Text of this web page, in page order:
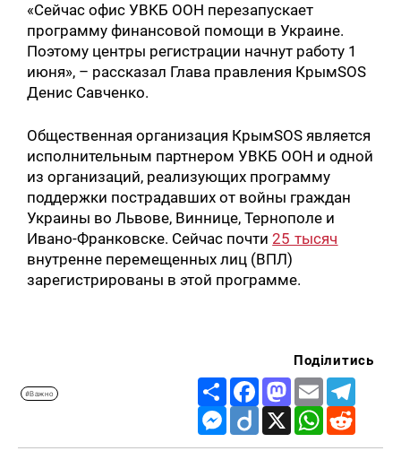
«Сейчас офис УВКБ ООН перезапускает
программу финансовой помощи в Украине.
Поэтому центры регистрации начнут работу 1
июня», – рассказал Глава правления КрымSOS
Денис Савченко.
Общественная организация КрымSOS является
исполнительным партнером УВКБ ООН и одной
из организаций, реализующих программу
поддержки пострадавших от войны граждан
Украины во Львове, Виннице, Тернополе и
Ивано-Франковске. Сейчас почти25 тысяч
внутренне перемещенных лиц (ВПЛ)
зарегистрированы в этой программе.
#Важно
Поділитись
Share FacebookMastodon
Email
Messenger
Diigo X WhatsApp